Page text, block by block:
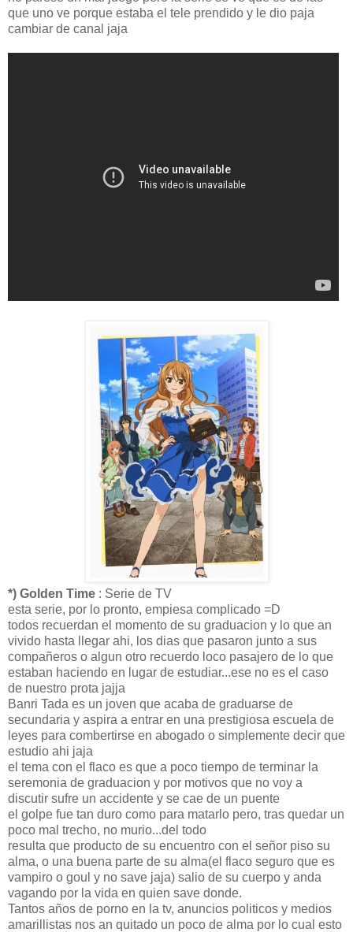
que uno ve porque estaba el tele prendido y le dio paja
cambiar de canal jaja
*) Golden Time : Serie de TV
esta serie, por lo pronto, empiesa complicado =D
todos recuerdan el momento de su graduacion y lo que an
vivido hasta llegar ahi, los dias que pasaron junto a sus
compañeros o algun otro recuerdo loco pasajero de lo que
estaban haciendo en lugar de estudiar...ese no es el caso
de nuestro prota jajja
Banri Tada es un joven que acaba de graduarse de
secundaria y aspira a entrar en una prestigiosa escuela de
leyes para combertirse en abogado o simplemente decir que
estudio ahi jaja
el tema con el flaco es que a poco tiempo de terminar la
seremonia de graduacion y por motivos que no voy a
discutir sufre un accidente y se cae de un puente
el golpe fue tan duro como para matarlo pero, tras quedar un
poco mal trecho, no murio...del todo
resulta que producto de su encuentro con el señor piso su
alma, o una buena parte de su alma(el flaco seguro que es
vampiro o goul y no save jaja) salio de su cuerpo y anda
vagando por la vida en quien save donde.
Tantos años de porno en la tv, anuncios politicos y medios
amarillistas nos an quitado un poco de alma por lo cual esto